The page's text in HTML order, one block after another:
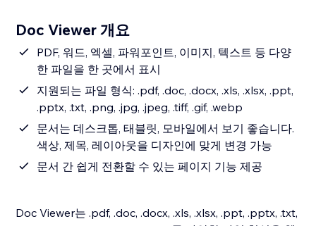
Doc Viewer 개요
PDF, 워드, 엑셀, 파워포인트, 이미지, 텍스트 등 다양
한 파일을 한 곳에서 표시
지원되는 파일 형식: .pdf, .doc, .docx, .xls, .xlsx, .ppt,
.pptx, .txt, .png, .jpg, .jpeg, .tiff, .gif, .webp
문서는 데스크톱, 태블릿, 모바일에서 보기 좋습니다.
색상, 제목, 레이아웃을 디자인에 맞게 변경 가능
문서 간 쉽게 전환할 수 있는 페이지 기능 제공
Doc Viewer는 .pdf, .doc, .docx, .xls, .xlsx, .ppt, .pptx, .txt,